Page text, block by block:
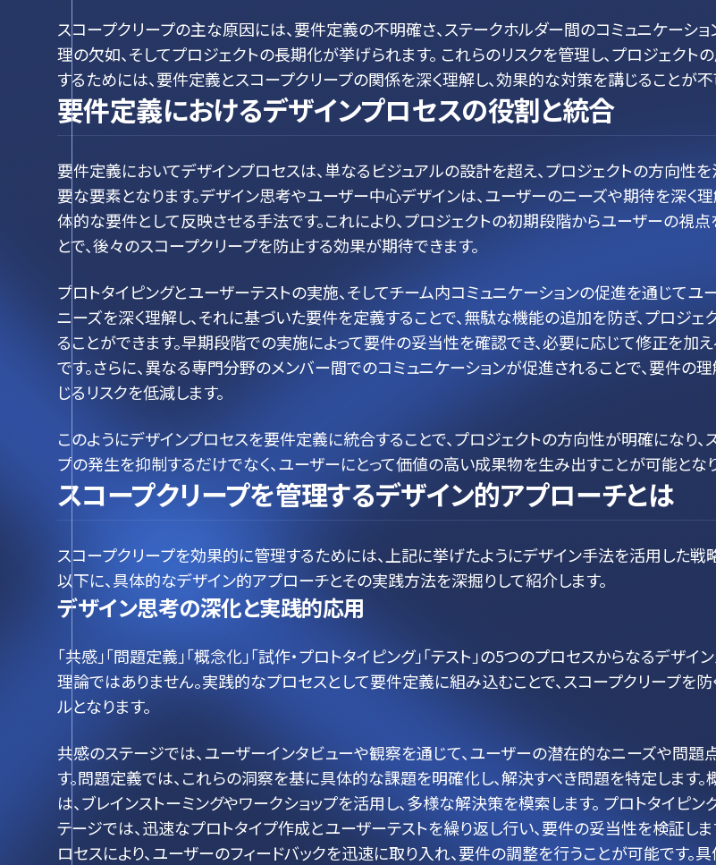
スコープクリープの主な原因には、要件定義の不明確さ、ステークホルダー間のコミュニケーショ
理の欠如、そしてプロジェクトの長期化が挙げられます。 これらのリスクを管理し、プロジェクト
するためには、要件定義とスコープクリープの関係を深く理解し、効果的な対策を講じることが不
要件定義におけるデザインプロセスの役割と統合
要件定義においてデザインプロセスは、単なるビジュアルの設計を超え、プロジェクトの方向性
要な要素となります。デザイン思考やユーザー中心デザインは、ユーザーのニーズや期待を深く理
体的な要件として反映させる手法です。これにより、プロジェクトの初期段階からユーザーの視
とで、後々のスコープクリープを防止する効果が期待できます。
プロトタイピングとユーザーテストの実施、そしてチーム内コミュニケーションの促進を通じてユ
ニーズを深く理解し、それに基づいた要件を定義することで、無駄な機能の追加を防ぎ、プロジェ
ることができます。早期段階での実施によって要件の妥当性を確認でき、必要に応じて修正を加
です。さらに、異なる専門分野のメンバー間でのコミュニケーションが促進されることで、要件の
じるリスクを低減します。
このようにデザインプロセスを要件定義に統合することで、プロジェクトの方向性が明確になり、
プの発生を抑制するだけでなく、ユーザーにとって価値の高い成果物を生み出すことが可能となり
スコープクリープを管理するデザイン的アプローチとは
スコープクリープを効果的に管理するためには、上記に挙げたようにデザイン手法を活用した戦
以下に、具体的なデザイン的アプローチとその実践方法を深掘りして紹介します。
デザイン思考の深化と実践的応用
「共感」「問題定義」「概念化」「試作・プロトタイピング」「テスト」の5つのプロセスからなるデザイ
理論ではありません。実践的なプロセスとして要件定義に組み込むことで、スコープクリープを
ルとなります。
共感のステージでは、ユーザーインタビューや観察を通じて、ユーザーの潜在的なニーズや問題
す。問題定義では、これらの洞察を基に具体的な課題を明確化し、解決すべき問題を特定します
は、ブレインストーミングやワークショップを活用し、多様な解決策を模索します。 プロトタイピン
テージでは、迅速なプロトタイプ作成とユーザーテストを繰り返し行い、要件の妥当性を検証しま
ロセスにより、ユーザーのフィードバックを迅速に取り入れ、要件の調整を行うことが可能です。